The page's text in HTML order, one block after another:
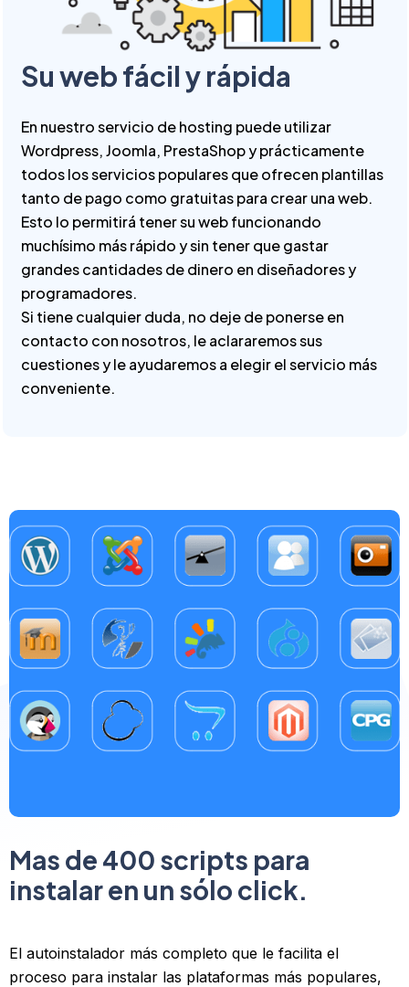
Su web fácil y rápida
En nuestro servicio de hosting puede utilizar
Wordpress, Joomla, PrestaShop y prácticamente
todos los servicios populares que ofrecen plantillas
tanto de pago como gratuitas para crear una web.
Esto lo permitirá tener su web funcionando
muchísimo más rápido y sin tener que gastar
grandes cantidades de dinero en diseñadores y
programadores.
Si tiene cualquier duda, no deje de ponerse en
contacto con nosotros, le aclararemos sus
cuestiones y le ayudaremos a elegir el servicio más
conveniente.
Mas de 400 scripts para
instalar en un sólo click.
El autoinstalador más completo que le facilita el
proceso para instalar las plataformas más populares,